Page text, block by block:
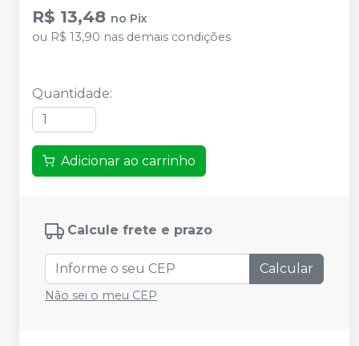
R$ 13,48 no Pix
ou R$ 13,90 nas demais condições
Quantidade:
Adicionar ao carrinho
Calcule frete e prazo
Calcular
Não sei o meu CEP